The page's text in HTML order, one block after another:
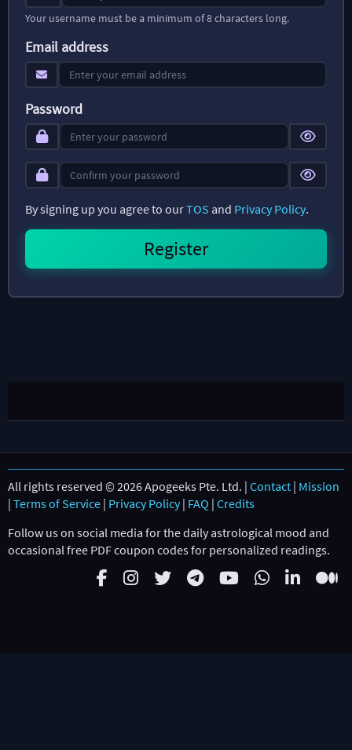
Your username must be a minimum of 8 characters long.
Email address
Password
By signing up you agree to ourTOS and Privacy Policy.
All rights reserved © 2026 Apogeeks Pte. Ltd. | Contact | Mission
| Terms of Service | Privacy Policy| FAQ | Credits
Follow us on social media for the daily astrological mood and
occasional free PDF coupon codes for personalized readings.